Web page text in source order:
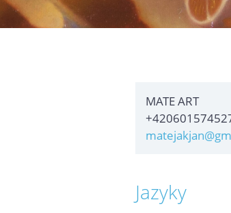
MATE ART
Jazyky